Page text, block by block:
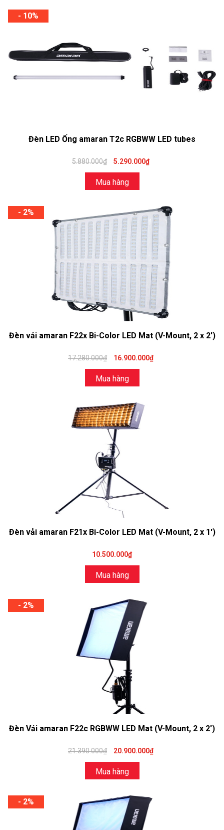
- 10%
Đèn LED Ống amaran T2c RGBWW LED tubes
5.880.000₫ 5.290.000₫
Mua hàng
- 2%
Đèn vải amaran F22x Bi-Color LED Mat (V-Mount, 2 x 2')
17.280.000₫ 16.900.000₫
Mua hàng
Đèn vải amaran F21x Bi-Color LED Mat (V-Mount, 2 x 1')
10.500.000₫
Mua hàng
- 2%
Đèn Vải amaran F22c RGBWW LED Mat (V-Mount, 2 x 2′)
21.390.000₫ 20.900.000₫
Mua hàng
- 2%